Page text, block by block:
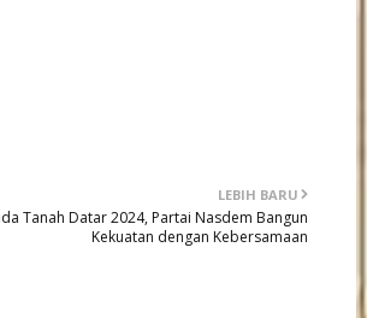
LEBIH BARU
Tanah Datar 2024, Partai Nasdem Bangun
Kekuatan dengan Kebersamaan